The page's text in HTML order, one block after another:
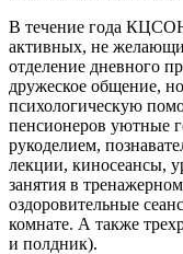
В течение года
активных, не
отделение дневного
дружеское общение,
психологическую
пенсионеров уютные
рукоделием,
лекции, киносеансы,
занятия в
оздоровительные
комнате. А также
и полдник).